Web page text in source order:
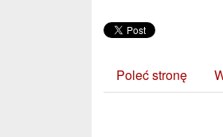
Poleć stronę